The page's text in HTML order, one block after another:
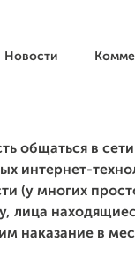
Новости
общаться в
интернет-
(у многих
лица
наказание в